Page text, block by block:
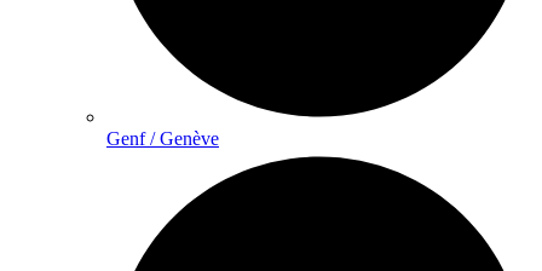
Genf / Genève